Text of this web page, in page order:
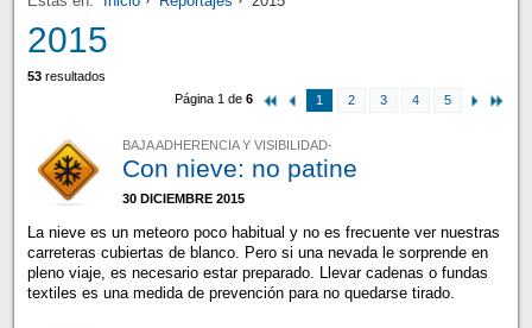
2015
53resultados
Página 1 de6 1 2 3 4 5
BAJA ADHERENCIA Y VISIBILIDAD-
Con nieve: no patine
30 DICIEMBRE 2015
La nieve es un meteoro poco habitual y no es frecuente ver nuestras
carreteras cubiertas de blanco. Pero si una nevada le sorprende en
pleno viaje, es necesario estar preparado. Llevar cadenas o fundas
textiles es una medida de prevención para no quedarse tirado.